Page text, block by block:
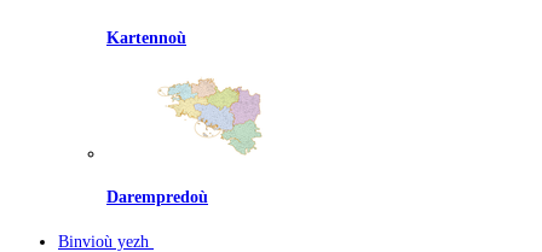
Kartennoù
Darempredoù
Binvioù yezh